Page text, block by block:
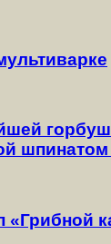
шпинатом